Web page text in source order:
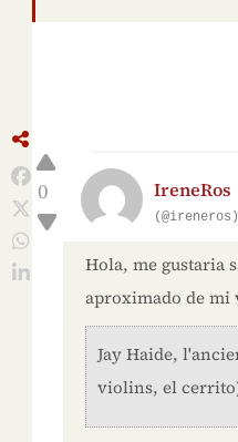
0 IreneRos
(@ireneros)
Hola, me gustaria
aproximado de mi
Jay Haide,
violins, el